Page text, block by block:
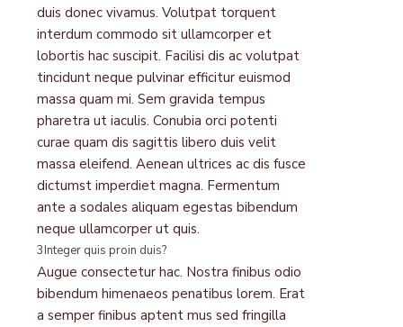
duis donec vivamus. Volutpat torquent
interdum commodo sit ullamcorper et
lobortis hac suscipit. Facilisi dis ac volutpat
tincidunt neque pulvinar efficitur euismod
massa quam mi. Sem gravida tempus
pharetra ut iaculis. Conubia orci potenti
curae quam dis sagittis libero duis velit
massa eleifend. Aenean ultrices ac dis fusce
dictumst imperdiet magna. Fermentum
ante a sodales aliquam egestas bibendum
neque ullamcorper ut quis.
3Integer quis proin duis?
Augue consectetur hac. Nostra finibus odio
bibendum himenaeos penatibus lorem. Erat
a semper finibus aptent mus sed fringilla